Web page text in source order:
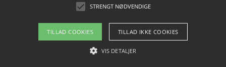
Copyright 2026 - Pilanto Aps
Om / kontakt
STRENGT NØDVENDIGE
TILLAD COOKIES TILLAD IKKE COOKIES
VIS DETALJER